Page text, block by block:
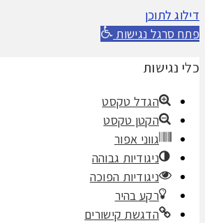
דילוג לתוכן
פתח סרגל נגישות
כלי נגישות
הגדל טקסט
הקטן טקסט
גווני אפור
ניגודיות גבוהה
ניגודיות הפוכה
רקע בהיר
הדגשת קישורים